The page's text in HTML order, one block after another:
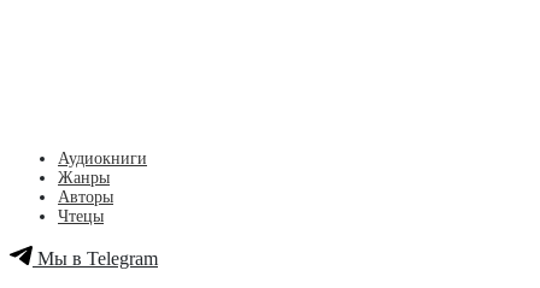
Аудиокниги
Жанры
Авторы
Чтецы
Мы в Telegram